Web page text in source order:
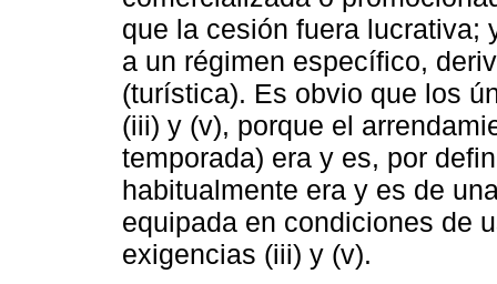
que la cesión fuera lucrativa;
a un régimen específico,
(turística). Es obvio que los
(iii) y (v), porque el
temporada) era y es, por
habitualmente era y es de
equipada en condiciones de
exigencias (iii) y (v).